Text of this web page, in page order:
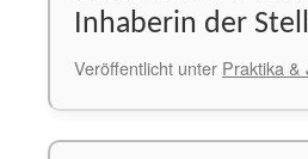
Inhaberin der
Veröffentlicht unter Praktika &